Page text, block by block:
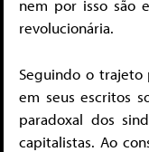
nem por isso são
revolucionária.
Seguindo o trajeto
em seus escritos
paradoxal dos
capitalistas. Ao